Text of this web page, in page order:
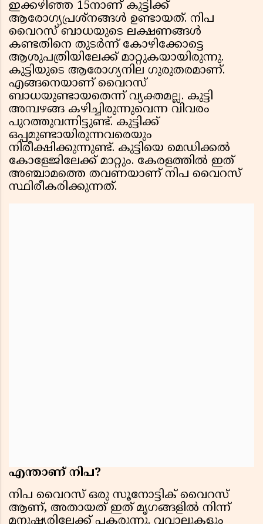
ഇക്കഴിഞ്ഞ 15നാണ് കുട്ടിക്ക്
ആരോഗ്യപ്രശ്നങ്ങൾ ഉണ്ടായത്. നിപ
വൈറസ് ബാധയുടെ ലക്ഷണങ്ങൾ
കണ്ടതിനെ തുടർന്ന് കോഴിക്കോട്ടെ
ആശുപത്രിയിലേക്ക് മാറ്റുകയായിരുന്നു.
കുട്ടിയുടെ ആരോഗ്യനില ഗുരുതരമാണ്.
എങ്ങനെയാണ് വൈറസ്
ബാധയുണ്ടായതെന്ന് വ്യക്തമല്ല. കുട്ടി
അമ്പഴങ്ങ കഴിച്ചിരുന്നുവെന്ന വിവരം
പുറത്തുവന്നിട്ടുണ്ട്. കുട്ടിക്ക്
ഒപ്പമുണ്ടായിരുന്നവരെയും
നിരീക്ഷിക്കുന്നുണ്ട്. കുട്ടിയെ മെഡിക്കൽ
കോളേജിലേക്ക് മാറ്റും. കേരളത്തിൽ ഇത്
അഞ്ചാമത്തെ തവണയാണ് നിപ വൈറസ്
സ്ഥിരീകരിക്കുന്നത്.
എന്താണ് നിപ?
നിപ വൈറസ് ഒരു സൂനോട്ടിക് വൈറസ്
ആണ്, അതായത് ഇത് മൃഗങ്ങളിൽ നിന്ന്